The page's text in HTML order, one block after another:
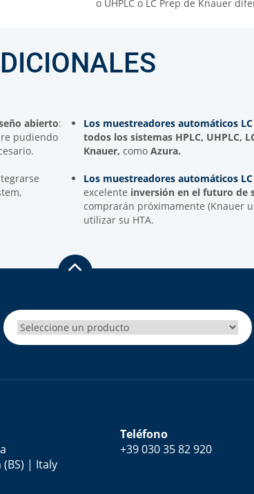
o UHPLC o LC Prep de Knauer
abierto:
pudiendo
Los muestreadores automáticos LC
todos los sistemas HPLC, UHPLC,
Knauer, como Azura.
Los muestreadores automáticos LC
excelente inversión en el futuro de
comprarán próximamente (Knauer
utilizar su HTA.
(BS) | Italy
Teléfono
+39 030 35 82 920